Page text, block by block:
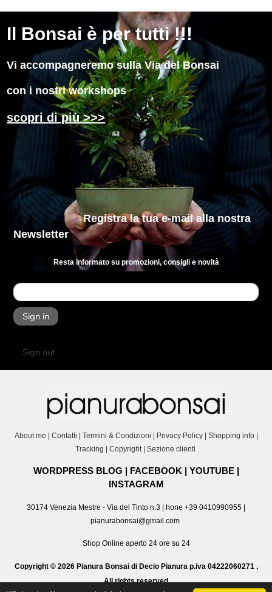
Il Bonsai è per tutti !!!
Vi accompagneremo sulla Via del Bonsai
con i nostri workshops
scopri di più >>>
Registra la tua e-mailalla nostra
Newsletter
Resta informato su promozioni, consigli e novità
Sign in
Sign out
About me Contatti Termini & Condizioni Privacy Policy| Shopping info|
Tracking
Copyright| Sezione clienti
WORDPRESS BLOG | FACEBOOK | YOUTUBE|
INSTAGRAM
30174 Venezia Mestre - Via del Tinto n.3 | hone +39 0410990955 |
pianurabonsai@gmail.com
Shop Online aperto 24 ore su 24
Copyright © 2026 Pianura Bonsai di Decio Pianura p.iva 04222060271 ,
All rights reserved